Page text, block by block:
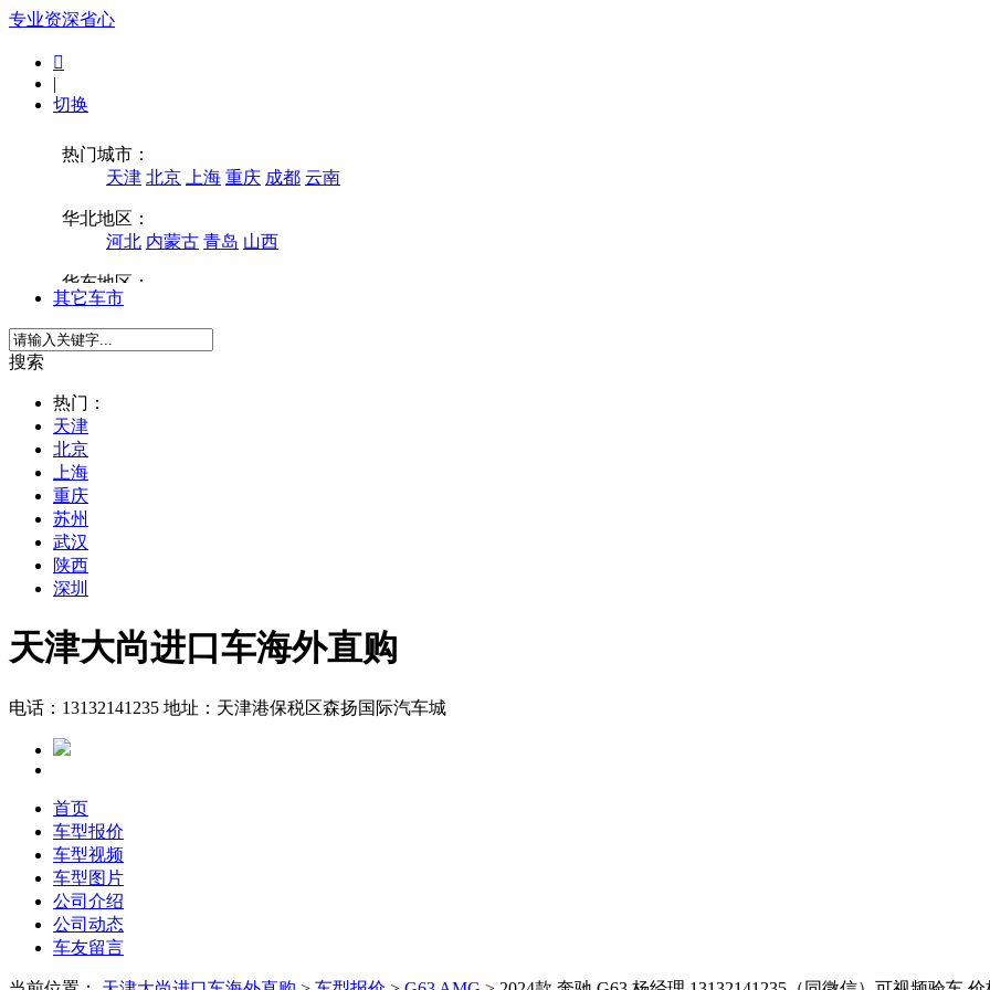
专业资深省心

|
切换
其它车市
搜索
热门：
天津
北京
上海
重庆
苏州
武汉
陕西
深圳
天津大尚进口车海外直购
电话：13132141235 地址：天津港保税区森扬国际汽车城
首页
车型报价
车型视频
车型图片
公司介绍
公司动态
车友留言